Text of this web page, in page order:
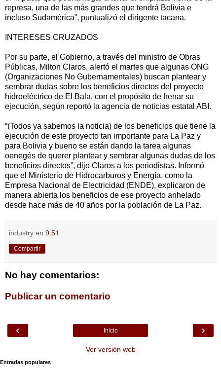
represa, una de las más grandes que tendrá Bolivia e
incluso Sudamérica”, puntualizó el dirigente tacana.
INTERESES CRUZADOS
Por su parte, el Gobierno, a través del ministro de Obras
Públicas, Milton Claros, alertó el martes que algunas ONG
(Organizaciones No Gubernamentales) buscan plantear y
sembrar dudas sobre los beneficios directos del proyecto
hidroeléctrico de El Bala, con el propósito de frenar su
ejecución, según reportó la agencia de noticias estatal ABI.
“(Todos ya sabemos la noticia) de los beneficios que tiene la
ejecución de este proyecto tan importante para La Paz y
para Bolivia y bueno se están dando la tarea algunas
oenegés de querer plantear y sembrar algunas dudas de los
beneficios directos”, dijo Claros a los periodistas. Informó
que el Ministerio de Hidrocarburos y Energía, como la
Empresa Nacional de Electricidad (ENDE), explicaron de
manera abierta los beneficios de ese proyecto anhelado
desde hace más de 40 años por la población de La Paz.
industry en 9:51
Compartir
No hay comentarios:
Publicar un comentario
‹ ›
Inicio
Ver versión web
Entradas populares